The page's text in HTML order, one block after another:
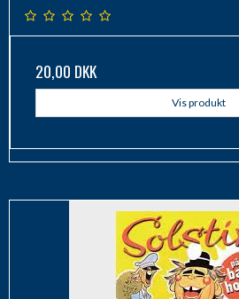
20,00 DKK
Vis produkt